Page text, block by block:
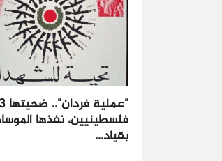
فلسطينيين، نفذها
بقياد...